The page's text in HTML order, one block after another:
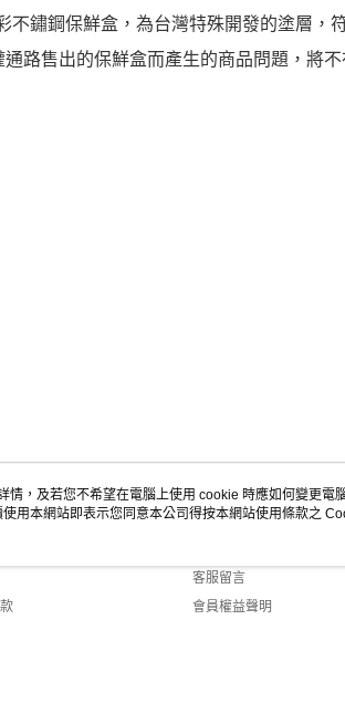
不鏽鋼保鮮盒，為台灣特殊開發的塗層，
路售出的保鮮盒而產生的商品問題，將不
客服資訊
客服留言
會員權益聲明
，及若您不希望在電腦上使用 cookie 時應如何變更電
用本網站即表示您同意本公司得按本網站使用條款之